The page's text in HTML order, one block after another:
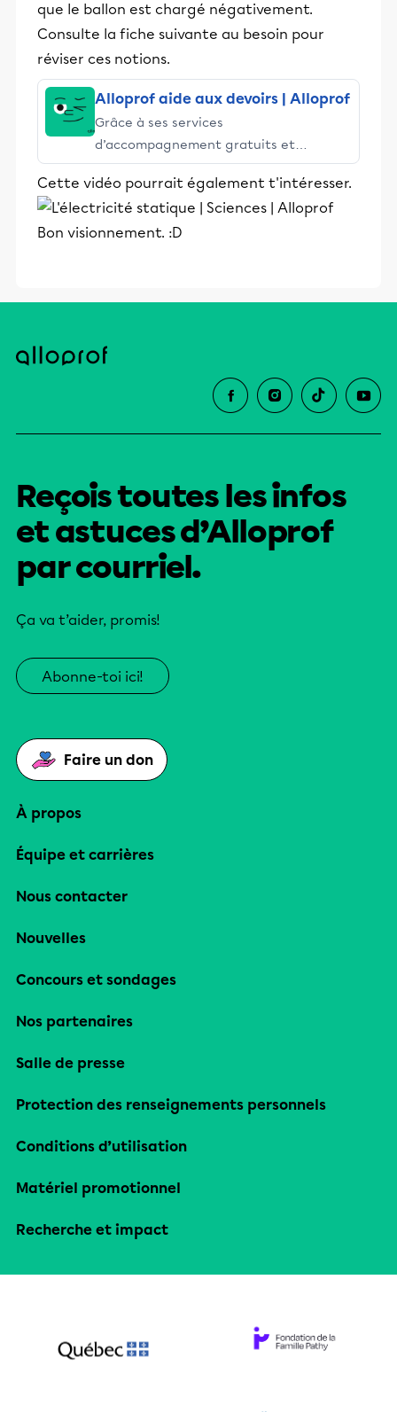
que le ballon est chargé négativement.
Consulte la fiche suivante au besoin pour
réviser ces notions.
Alloprof aide aux devoirs | Alloprof
Grâce à ses services
d’accompagnement gratuits et
stimulants, Alloprof engage les élèves
et leurs parents dans la réussite
éducative.
Cette vidéo pourrait également t'intéresser.
Bon visionnement. :D
Reçois toutes les infos
et astuces d’Alloprof
par courriel.
Ça va t’aider, promis!
Abonne-toi ici!
Faire un don
À propos
Équipe et carrières
Nous contacter
Nouvelles
Concours et sondages
Nos partenaires
Salle de presse
Protection des renseignements personnels
Conditions d’utilisation
Matériel promotionnel
Recherche et impact